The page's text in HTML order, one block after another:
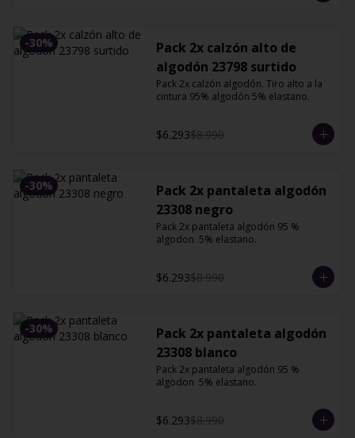
-30%
Pack 2x calzón alto de
algodón 23798 surtido
Pack 2x calzón algodón. Tiro alto a la
cintura 95% algodón 5% elastano.
$6.293$8.990
-30%
Pack 2x pantaleta algodón
23308 negro
Pack 2x pantaleta algodón 95 %
algodon  5% elastano.
$6.293$8.990
-30%
Pack 2x pantaleta algodón
23308 blanco
Pack 2x pantaleta algodón 95 %
algodon  5% elastano.
$6.293$8.990